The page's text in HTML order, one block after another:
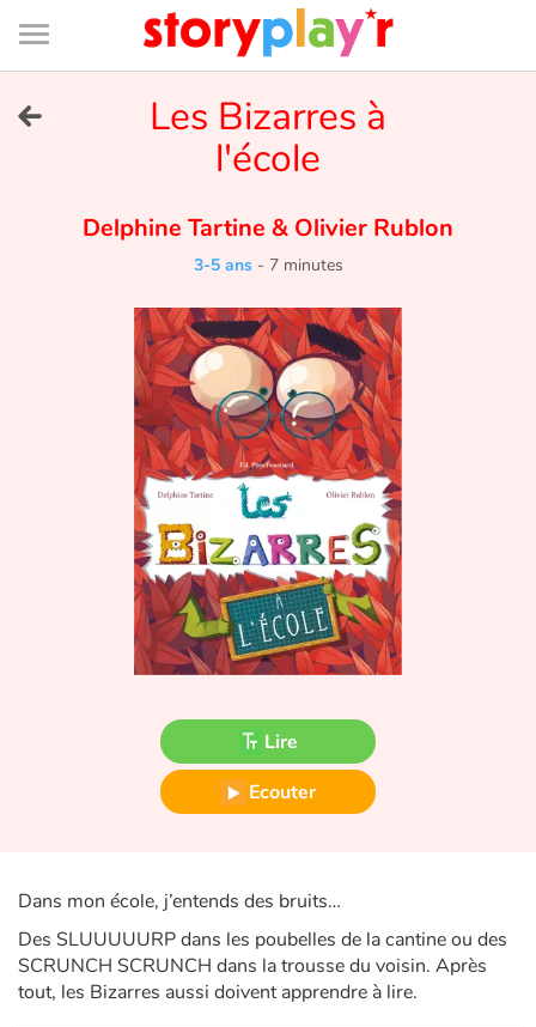
Connexion
Bibliothèque
de
page
Tester gratuitement
Bibliothèque
Contes d'ici et d'ailleurs
Fable, mythe, littérature et poésie
Princesses et princes, rois, reines et dragons
Ogres, monstres et sorcières
Écologie, nature, saisons
Voyage, épopée, enquête, aventure
Autour du monde
Les Bizarres à
l'école
Delphine Tartine & Olivier Rublon
3-5 ans- 7 minutes
Lire
Ecouter
Dans mon école, j’entends des bruits…
Des SLUUUUURP dans les poubelles de la cantine ou des
SCRUNCH SCRUNCH dans la trousse du voisin. Après
tout, les Bizarres aussi doivent apprendre à lire.